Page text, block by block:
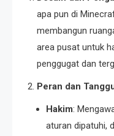
apa pun di
membangun
area pusat untuk
penggugat dan
Peran dan
Hakim:
aturan dipatuhi,